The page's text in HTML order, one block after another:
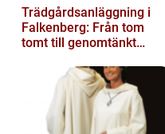
Trädgårdsanläggning i
Falkenberg: Från tom
tomt till genomtänkt